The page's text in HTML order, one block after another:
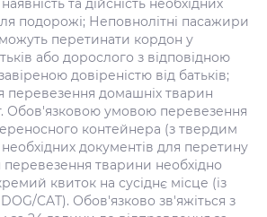
та дійсність необхідних
подорожі; Неповнолітні пасажири
можуть перетинати кордон у
або дорослого з відповідною
довіреністю від батьків;
перевезення домашніх тварин
Обов'язковою умовою перевезення
контейнера (з твердим
документів для перетину
тварини необхідно
квиток на сусіднє місце (із
CAT). Обов'язково зв'яжіться з